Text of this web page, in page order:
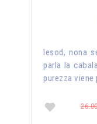
Iesod, nona
parla la
purezza